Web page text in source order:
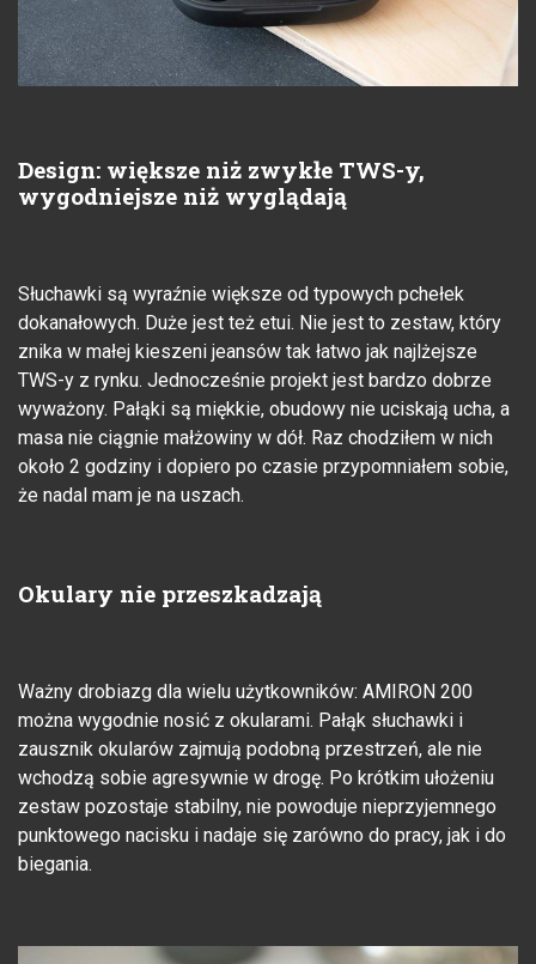
Design: większe niż zwykłe TWS-y,
wygodniejsze niż wyglądają
Słuchawki są wyraźnie większe od typowych pchełek
dokanałowych. Duże jest też etui. Nie jest to zestaw, który
znika w małej kieszeni jeansów tak łatwo jak najlżejsze
TWS-y z rynku. Jednocześnie projekt jest bardzo dobrze
wyważony. Pałąki są miękkie, obudowy nie uciskają ucha, a
masa nie ciągnie małżowiny w dół. Raz chodziłem w nich
około 2 godziny i dopiero po czasie przypomniałem sobie,
że nadal mam je na uszach.
Okulary nie przeszkadzają
Ważny drobiazg dla wielu użytkowników: AMIRON 200
można wygodnie nosić z okularami. Pałąk słuchawki i
zausznik okularów zajmują podobną przestrzeń, ale nie
wchodzą sobie agresywnie w drogę. Po krótkim ułożeniu
zestaw pozostaje stabilny, nie powoduje nieprzyjemnego
punktowego nacisku i nadaje się zarówno do pracy, jak i do
biegania.